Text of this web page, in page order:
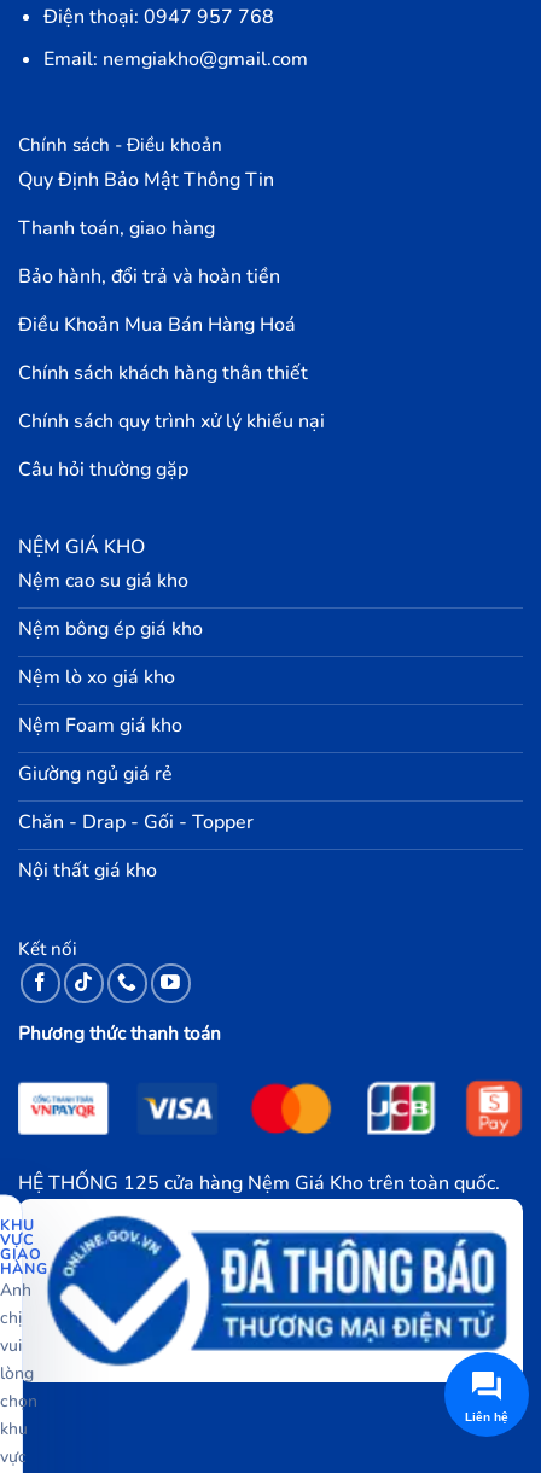
Điện thoại: 0947 957 768
Email: nemgiakho@gmail.com
Chính sách - Điều khoản
Quy Định Bảo Mật Thông Tin
Thanh toán, giao hàng
Bảo hành, đổi trả và hoàn tiền
Điều Khoản Mua Bán Hàng Hoá
Chính sách khách hàng thân thiết
Chính sách quy trình xử lý khiếu nại
Câu hỏi thường gặp
NỆM GIÁ KHO
Nệm cao su giá kho
Nệm bông ép giá kho
Nệm lò xo giá kho
Nệm Foam giá kho
Giường ngủ giá rẻ
Chăn - Drap - Gối - Topper
Nội thất giá kho
Kết nối
Phương thức thanh toán
HỆ THỐNG 125 cửa hàng Nệm Giá Kho trên toàn quốc.
Liên hệ
KHU
VỰC
GIAO
HÀNG
Anh
chị
vui
lòng
chọn
khu
vực